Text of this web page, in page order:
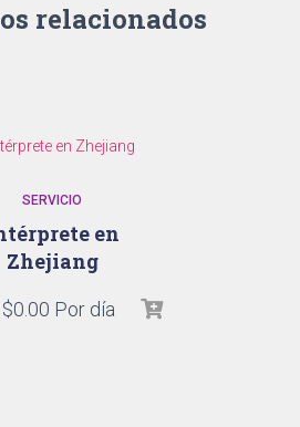
relacionados
SERVICIO
en
Zhejiang
$0.00 Por día